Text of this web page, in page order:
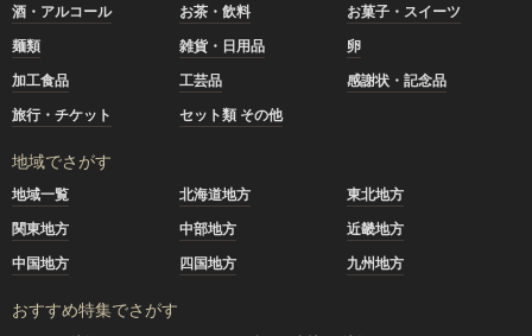
酒・アルコール
お茶・飲料
お菓子・スイーツ
麺類
雑貨・日用品
卵
加工食品
工芸品
感謝状・記念品
旅行・チケット
セット類 その他
地域でさがす
地域一覧 北海道地方
東北地方
関東地方
中部地方
近畿地方
中国地方
四国地方 九州地方
おすすめ特集でさがす